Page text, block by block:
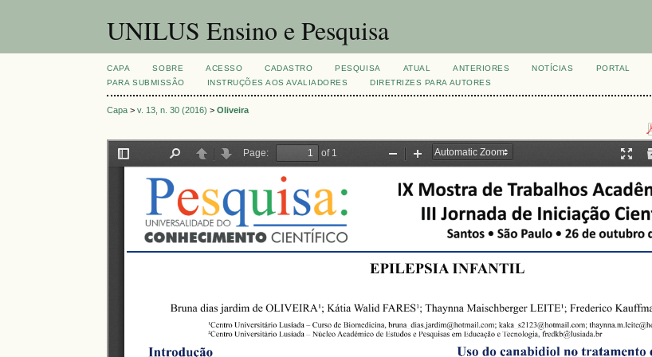
UNILUS Ensino e Pesquisa
CAPA SOBRE ACESSO CADASTRO PESQUISA ATUAL ANTERIORES NOTÍCIAS PORTAL
PARA SUBMISSÃO
INSTRUÇÕES AOS AVALIADORES DIRETRIZES PARA AUTORES
Capa >v. 13, n. 30 (2016) >Oliveira